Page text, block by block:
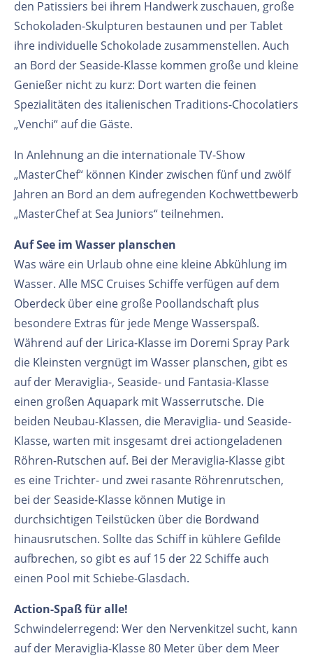
den Patissiers bei ihrem Handwerk zuschauen, große
Schokoladen-Skulpturen bestaunen und per Tablet
ihre individuelle Schokolade zusammenstellen. Auch
an Bord der Seaside-Klasse kommen große und kleine
Genießer nicht zu kurz: Dort warten die feinen
Spezialitäten des italienischen Traditions-Chocolatiers
„Venchi“ auf die Gäste.
In Anlehnung an die internationale TV-Show
„MasterChef“ können Kinder zwischen fünf und zwölf
Jahren an Bord an dem aufregenden Kochwettbewerb
„MasterChef at Sea Juniors“ teilnehmen.
Auf See im Wasser planschen
Was wäre ein Urlaub ohne eine kleine Abkühlung im
Wasser. Alle MSC Cruises Schiffe verfügen auf dem
Oberdeck über eine große Poollandschaft plus
besondere Extras für jede Menge Wasserspaß.
Während auf der Lirica-Klasse im Doremi Spray Park
die Kleinsten vergnügt im Wasser planschen, gibt es
auf der Meraviglia-, Seaside- und Fantasia-Klasse
einen großen Aquapark mit Wasserrutsche. Die
beiden Neubau-Klassen, die Meraviglia- und Seaside-
Klasse, warten mit insgesamt drei actiongeladenen
Röhren-Rutschen auf. Bei der Meraviglia-Klasse gibt
es eine Trichter- und zwei rasante Röhrenrutschen,
bei der Seaside-Klasse können Mutige in
durchsichtigen Teilstücken über die Bordwand
hinausrutschen. Sollte das Schiff in kühlere Gefilde
aufbrechen, so gibt es auf 15 der 22 Schiffe auch
einen Pool mit Schiebe-Glasdach.
Action-Spaß für alle!
Schwindelerregend: Wer den Nervenkitzel sucht, kann
auf der Meraviglia-Klasse 80 Meter über dem Meer